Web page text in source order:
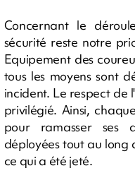
Concernant le
sécurité reste notre
Equipement des
tous les moyens sont
incident. Le respect de
privilégié. Ainsi,
pour ramasser ses
déployées tout au
ce qui a été jeté.